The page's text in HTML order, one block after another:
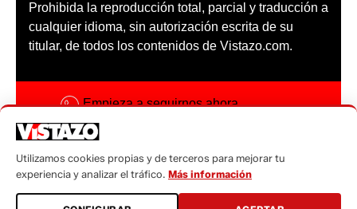
Prohibida la reproducción total, parcial y traducción a
cualquier idioma, sin autorización escrita de su
titular, de todos los contenidos de Vistazo.com.
Empieza a seguirnos ahora
Código ética
Sugerencias a:
Utilizamos cookies propias y de terceros para mejorar tu
experiencia y analizar el tráfico. Más información